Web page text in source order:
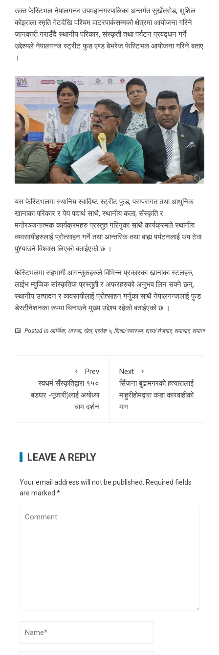
उक्त फेस्टिभल नेपालगन्ज उपमहानगरपालिका अन्तर्गत सुर्खेतरोड, शुशिल
कोइराला स्मृति गेटदेखि पश्चिम वाटरपार्कसम्मको क्षेत्रमा आयोजना गरिने
जानकारी गराउँदै स्थानीय परिकार, संस्कृती तथा पर्यटन प्रवद्र्धन गर्ने
उद्देश्यले नेपालगन्ज स्ट्रीट फुड एण्ड बेभरेज फेस्टिभल आयोजना गरिने बताए
।
यस फेस्टिभलमा स्थानिय स्वादिष्ट स्ट्रीट फुड, परम्परागत तथा आधुनिक
खानाका परिकार र पेय पदार्थ साथै, स्थानीय कला, सँस्कृति र
मनोरञ्जनात्मक कार्यक्रमहरु प्रस्तुत गरिनुका साथै कार्यक्रमले स्थानीय
व्यवसायीहरुलाई प्रोत्साहन गर्ने तथा आन्तरिक तथा बाह्य पर्यटनलाई थप टेवा
पु¥याउने विश्वास लिएको बताईएको छ ।
फेस्टिभलमा सहभागी आगन्तुकहरुले विभिन्न प्रकारका खानाका स्टलहरु,
लाईभ म्युजिक सांस्कृतिक प्रस्तुती र अफरहरुको अनुभव लिन सक्ने छन्,
स्थानीय उत्पादन र व्यवसायीलाई प्रोत्साहन गर्नुका साथै नेपालगन्जलाई फुड
डेस्टीनेशनका रुपमा चिनाउने मुख्य उद्देश्य रहेको बताईएको छ ।
Posted in आर्थिक, आस्था, खेल, प्रदेश ५ शिक्षा/स्वास्थ्य, श्रम/रोजगार, समाचार, समाज
Prev
स्वधर्म सँस्कृतिद्वारा १५०
बडघर -पूजारी)लाई अयोध्या
धाम दर्शन
Next
र्सिजना बुढामगरको हत्यारालाई
माहुरीहोमद्वारा कडा कारवाहीको
माग
LEAVE A REPLY
Your email address will not be published. Required fields
are marked *